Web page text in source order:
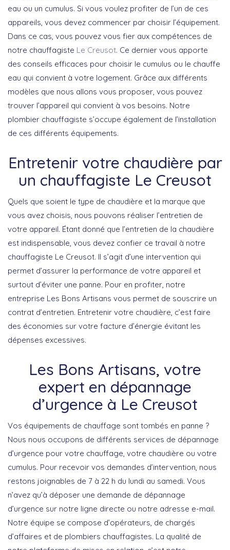
eau ou un cumulus. Si vous voulez profiter de l’un de ces
appareils, vous devez commencer par choisir l’équipement.
Dans ce cas, vous pouvez vous fier aux compétences de
notre chauffagiste Le Creusot. Ce dernier vous apporte
des conseils efficaces pour choisir le cumulus ou le chauffe
eau qui convient à votre logement. Grâce aux différents
modèles que nous allons vous proposer, vous pouvez
trouver l’appareil qui convient à vos besoins. Notre
plombier chauffagiste s’occupe également de l’installation
de ces différents équipements.
Entretenir votre chaudière par
un chauffagiste Le Creusot
Quels que soient le type de chaudière et la marque que
vous avez choisis, nous pouvons réaliser l’entretien de
votre appareil. Étant donné que l’entretien de la chaudière
est indispensable, vous devez confier ce travail à notre
chauffagiste Le Creusot. Il s’agit d’une intervention qui
permet d’assurer la performance de votre appareil et
surtout d’éviter une panne. Pour en profiter, notre
entreprise Les Bons Artisans vous permet de souscrire un
contrat d’entretien. Entretenir votre chaudière, c’est faire
des économies sur votre facture d’énergie évitant les
dépenses excessives.
Les Bons Artisans, votre
expert en dépannage
d’urgence à Le Creusot
Vos équipements de chauffage sont tombés en panne ?
Nous nous occupons de différents services de dépannage
d’urgence pour votre chauffage, votre chaudière ou votre
cumulus. Pour recevoir vos demandes d’intervention, nous
restons joignables de 7 à 22 h du lundi au samedi. Vous
n’avez qu’à déposer une demande de dépannage
d’urgence sur notre ligne directe ou notre adresse e-mail.
Notre équipe se compose d’opérateurs, de chargés
d’affaires et de plombiers chauffagistes. La qualité de